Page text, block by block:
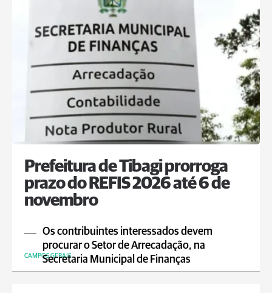
Prefeitura de Tibagi prorroga
prazo do REFIS 2026 até 6 de
novembro
Os contribuintes interessados devem
procurar o Setor de Arrecadação, na
Secretaria Municipal de Finanças
CAMPOS GERAIS